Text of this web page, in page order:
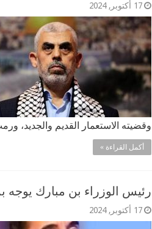
17 أكتوبر, 2024
وقضيته الاستعمار القديم والجديد،
أكمل القراءة »
رئيس الوزراء بن مبارك يوجه بمصادرة ٧٠
17 أكتوبر, 2024